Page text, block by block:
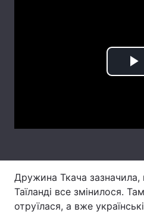
Дружина Ткача зазначила,
Таїланді все змінилося.
отруїлася, а вже